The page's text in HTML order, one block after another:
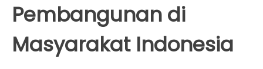
Pembangunan di
Masyarakat Indonesia